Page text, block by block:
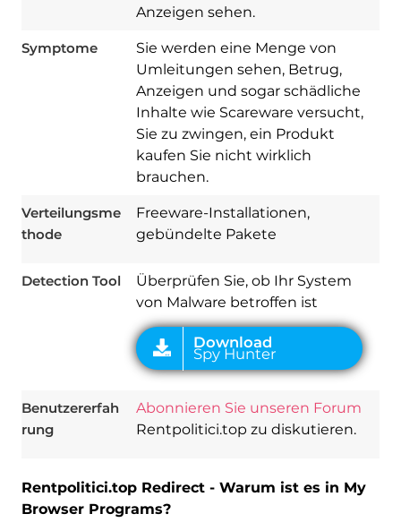
Anzeigen sehen.
Symptome
Sie werden eine Menge von
Umleitungen sehen, Betrug,
Anzeigen und sogar schädliche
Inhalte wie Scareware versucht,
Sie zu zwingen, ein Produkt
kaufen Sie nicht wirklich
brauchen.
Verteilungsme
thode
Freeware-Installationen,
gebündelte Pakete
Detection Tool
Überprüfen Sie, ob Ihr System
von Malware betroffen ist
Download
Spy Hunter
Benutzererfah
rung
Abonnieren Sie unseren Forum
Rentpolitici.top zu diskutieren.
Rentpolitici.top Redirect - Warum ist es in My
Browser Programs?